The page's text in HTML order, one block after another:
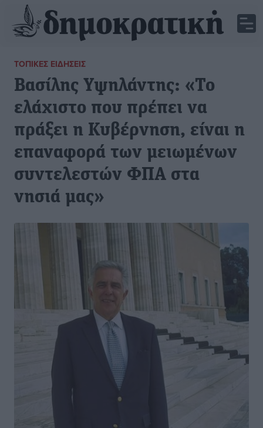
ΤΟΠΙΚΈΣ ΕΙΔΉΣΕΙΣ
Βασίλης Υψηλάντης: «Το
ελάχιστο που πρέπει να
πράξει η Κυβέρνηση, είναι η
επαναφορά των μειωμένων
συντελεστών ΦΠΑ στα
νησιά μας»